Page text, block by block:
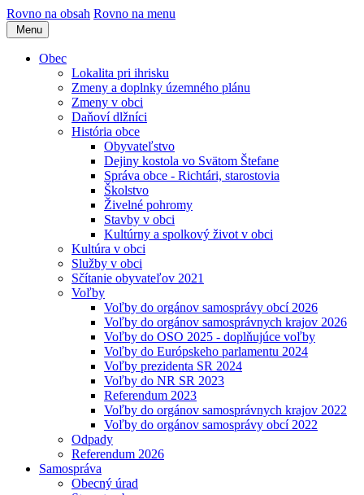
Rovno na obsah Rovno na menu
Menu
Obec
Lokalita pri ihrisku
Zmeny a doplnky územného plánu
Zmeny v obci
Daňoví dlžníci
História obce
Obyvateľstvo
Dejiny kostola vo Svätom Štefane
Správa obce - Richtári, starostovia
Školstvo
Živelné pohromy
Stavby v obci
Kultúrny a spolkový život v obci
Kultúra v obci
Služby v obci
Sčítanie obyvateľov 2021
Voľby
Voľby do orgánov samosprávy obcí 2026
Voľby do orgánov samosprávnych krajov 2026
Voľby do OSO 2025 - doplňujúce voľby
Voľby do Európskeho parlamentu 2024
Voľby prezidenta SR 2024
Voľby do NR SR 2023
Referendum 2023
Voľby do orgánov samosprávnych krajov 2022
Voľby do orgánov samosprávy obcí 2022
Odpady
Referendum 2026
Samospráva
Obecný úrad